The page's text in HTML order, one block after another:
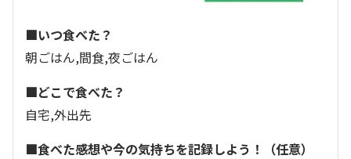
■いつ食べた？
朝ごはん,間食,夜ごはん
■どこで食べた？
自宅,外出先
■食べた感想や今の気持ちを記録しよう！（任意）